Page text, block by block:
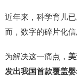
近年来，科学育儿
而，数字的碎片化
为解决这一痛点，
发出我国首款覆盖